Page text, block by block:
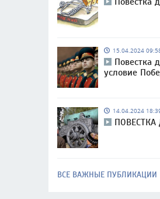
15.04.2024
Повестка
условие
14.04.2024
ПОВЕСТКА
ВСЕ ВАЖНЫЕ ПУБЛИКАЦИИ